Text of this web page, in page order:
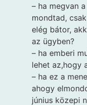
– ha megvan
mondtad,
elég bátor,
az ügyben?
– ha emberi
lehet az,hogy
– ha ez a
ahogy
június közepi